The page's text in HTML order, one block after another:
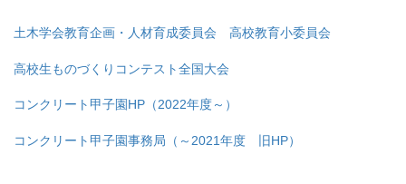
土木学会教育企画・人材育成委員会 高校教育小委員会
高校生ものづくりコンテスト全国大会
コンクリート甲子園HP（2022年度～）
コンクリート甲子園事務局（～2021年度 旧HP）